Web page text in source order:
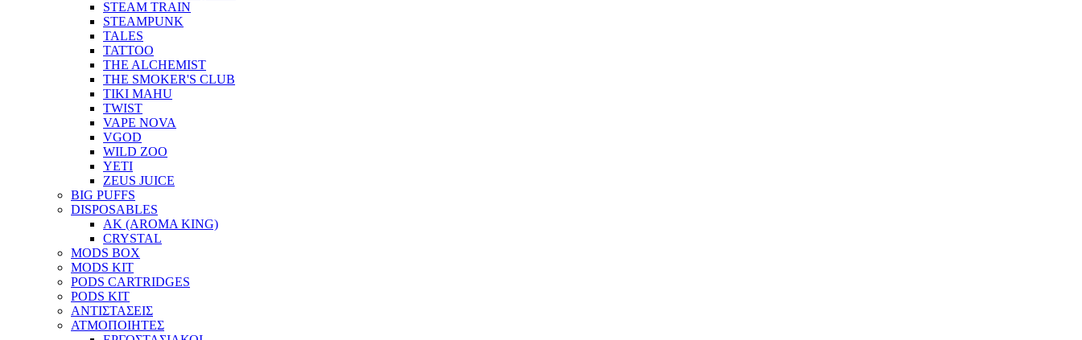
STEAM TRAIN
STEAMPUNK
TALES
TATTOO
THE ALCHEMIST
THE SMOKER'S CLUB
TIKI MAHU
TWIST
VAPE NOVA
VGOD
WILD ZOO
YETI
ZEUS JUICE
BIG PUFFS
DISPOSABLES
AK (AROMA KING)
CRYSTAL
MODS BOX
MODS KIT
PODS CARTRIDGES
PODS KIT
ΑΝΤΙΣΤΑΣΕΙΣ
ΑΤΜΟΠΟΙΗΤΕΣ